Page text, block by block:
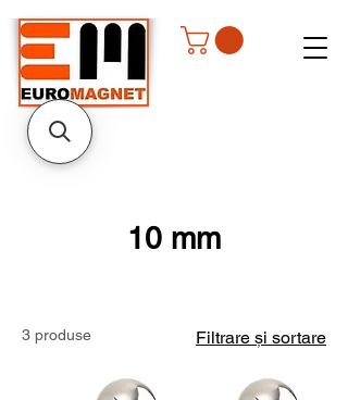
10 mm
3 produse Filtrare și sortare